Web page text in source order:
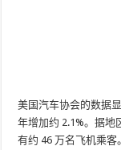
美国汽车协会的数据
年增加约 2.1%。据地
有约 46 万名飞机乘客。